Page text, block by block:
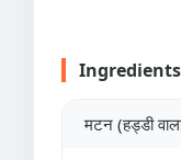
Ingredients
मटन (हड्डी